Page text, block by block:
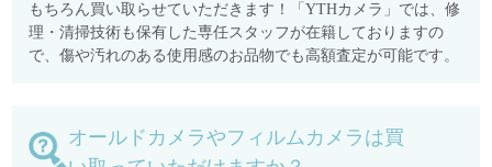
もちろん買い取らせていただきます！「YTHカメラ」では、修
理・清掃技術も保有した専任スタッフが在籍しておりますの
で、傷や汚れのある使用感のお品物でも高額査定が可能です。
オールドカメラやフィルムカメラは買